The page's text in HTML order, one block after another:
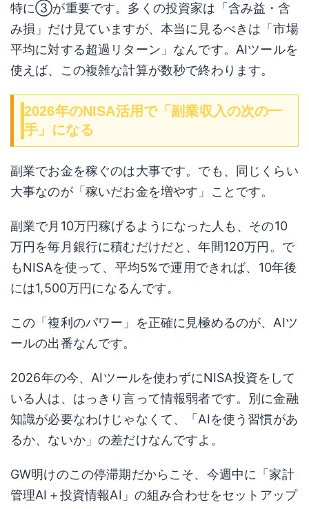
特に③が重要です。多くの投資家は「含み益・含
み損」だけ見ていますが、本当に見るべきは「市場
平均に対する超過リターン」なんです。AIツールを
使えば、この複雑な計算が数秒で終わります。
2026年のNISA活用で「副業収入の次の一
手」になる
副業でお金を稼ぐのは大事です。でも、同じくらい
大事なのが「稼いだお金を増やす」ことです。
副業で月10万円稼げるようになった人も、その10
万円を毎月銀行に積むだけだと、年間120万円。で
もNISAを使って、平均5%で運用できれば、10年後
には1,500万円になるんです。
この「複利のパワー」を正確に見極めるのが、AIツ
ールの出番なんです。
2026年の今、AIツールを使わずにNISA投資をして
いる人は、はっきり言って情報弱者です。別に金融
知識が必要なわけじゃなくて、「AIを使う習慣があ
るか、ないか」の差だけなんですよ。
GW明けのこの停滞期だからこそ、今週中に「家計
管理AI＋投資情報AI」の組み合わせをセットアップ